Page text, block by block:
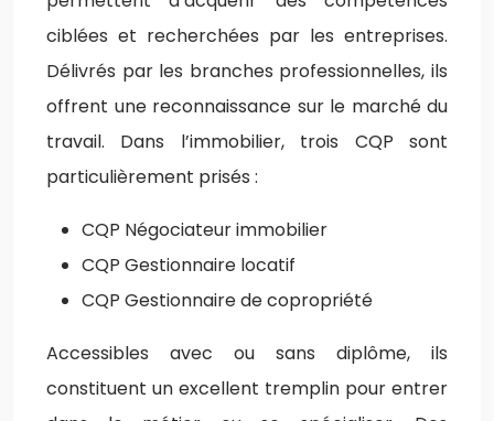
ciblées et recherchées par les entreprises.
Délivrés par les branches professionnelles, ils
offrent une reconnaissance sur le marché du
travail. Dans l’immobilier, trois CQP sont
particulièrement prisés :
CQP Négociateur immobilier
CQP Gestionnaire locatif
CQP Gestionnaire de copropriété
Accessibles avec ou sans diplôme, ils
constituent un excellent tremplin pour entrer